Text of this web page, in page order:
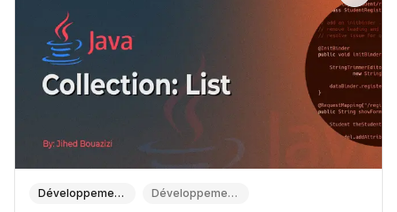
Développement (Tech & Informatique) Développement Logiciel (Java, Python, C#, C++)